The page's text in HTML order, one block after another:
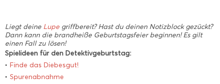
Liegt deine Lupe griffbereit? Hast du deinen Notizblock gezückt?
Dann kann die brandheiße Geburtstagsfeier beginnen! Es gilt
einen Fall zu lösen!
Spielideen für den Detektivgeburtstag:
• Finde das Diebesgut!
• Spurenabnahme